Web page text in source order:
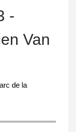
-
Van
de la